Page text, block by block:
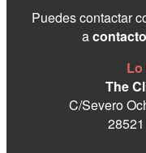
Puedes contactar
a
Lo
The
C/Severo